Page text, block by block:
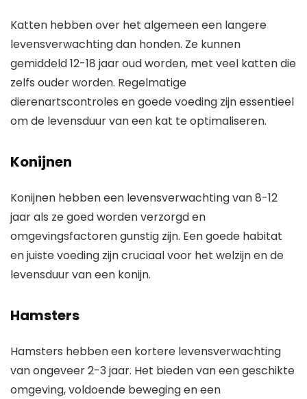
Katten hebben over het algemeen een langere
levensverwachting dan honden. Ze kunnen
gemiddeld 12-18 jaar oud worden, met veel katten die
zelfs ouder worden. Regelmatige
dierenartscontroles en goede voeding zijn essentieel
om de levensduur van een kat te optimaliseren.
Konijnen
Konijnen hebben een levensverwachting van 8-12
jaar als ze goed worden verzorgd en
omgevingsfactoren gunstig zijn. Een goede habitat
en juiste voeding zijn cruciaal voor het welzijn en de
levensduur van een konijn.
Hamsters
Hamsters hebben een kortere levensverwachting
van ongeveer 2-3 jaar. Het bieden van een geschikte
omgeving, voldoende beweging en een